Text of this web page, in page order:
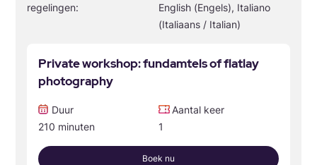
regelingen:
English (Engels), Italiano
(Italiaans / Italian)
Private workshop: fundamtels of flatlay
photography
Duur
210 minuten
Aantal keer
1
Boek nu